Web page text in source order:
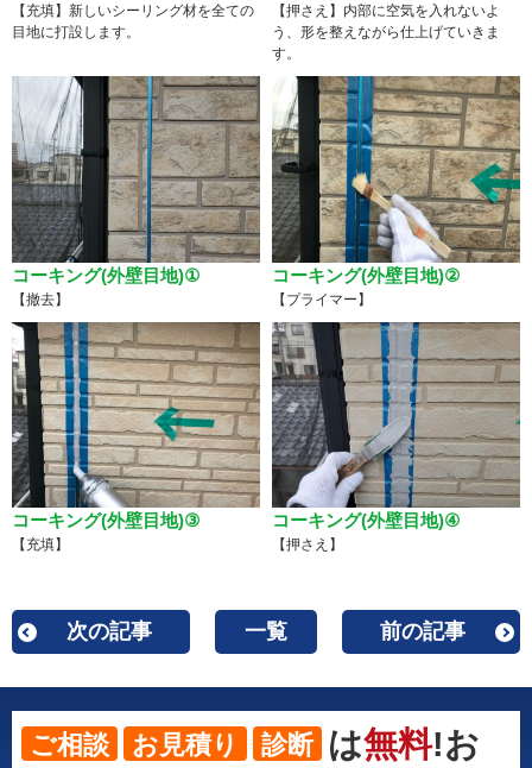
【充填】新しいシーリング材を全ての
目地に打設します。
【押さえ】内部に空気を入れないよ
う、形を整えながら仕上げていきま
す。
コーキング(外壁目地)①
【撤去】
コーキング(外壁目地)②
【プライマー】
コーキング(外壁目地)③
【充填】
コーキング(外壁目地)④
【押さえ】
次の記事 一覧 前の記事
ご相談 お見積り 診断 は無料!お